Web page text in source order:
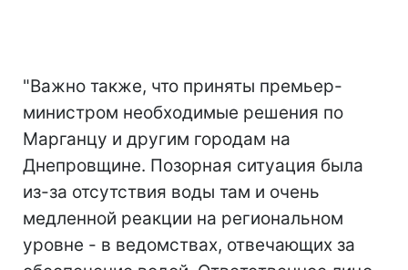
"Важно также, что приняты премьер-
министром необходимые решения по
Марганцу и другим городам на
Днепровщине. Позорная ситуация была
из-за отсутствия воды там и очень
медленной реакции на региональном
уровне - в ведомствах, отвечающих за